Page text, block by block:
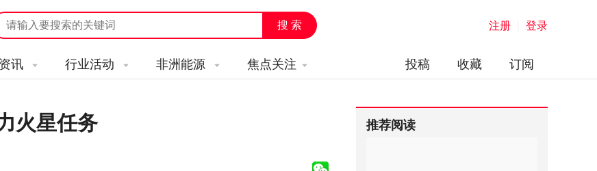
注册 登录
讯 行业活动 非洲能源 焦点关注 订阅
收藏
投稿
火星任务 推荐阅读